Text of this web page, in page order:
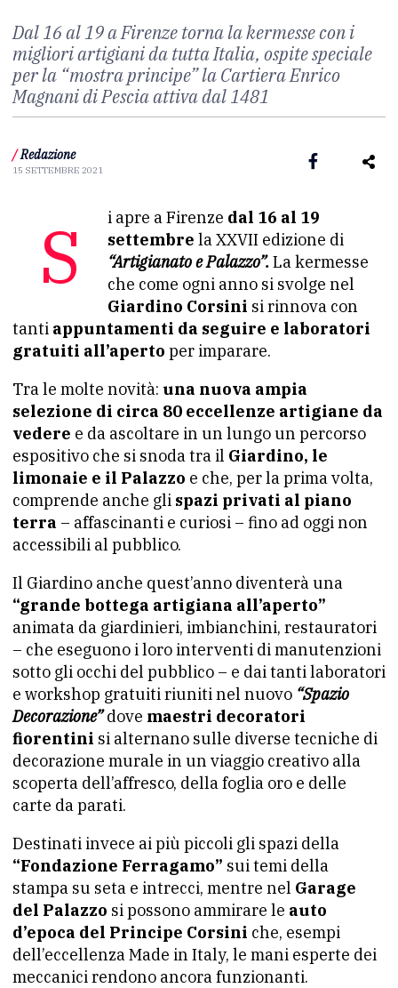
Dal 16 al 19 a Firenze torna la kermesse con i
migliori artigiani da tutta Italia, ospite speciale
per la “mostra principe” la Cartiera Enrico
Magnani di Pescia attiva dal 1481
/ Redazione
15 SETTEMBRE 2021
Si apre a Firenze dal 16 al 19
settembre la XXVII edizione di
“Artigianato e Palazzo”.La kermesse
che come ogni anno si svolge nel
Giardino Corsini si rinnova con
tanti appuntamenti da seguire e laboratori
gratuiti all’aperto per imparare.
Tra le molte novità: una nuova ampia
selezione di circa 80 eccellenze artigiane da
vedere e da ascoltare in un lungo un percorso
espositivo che si snoda tra il Giardino, le
limonaie e il Palazzo e che, per la prima volta,
comprende anche gli spazi privati al piano
terra – affascinanti e curiosi – fino ad oggi non
accessibili al pubblico.
Il Giardino anche quest’anno diventerà una
“grande bottega artigiana all’aperto”
animata da giardinieri, imbianchini, restauratori
– che eseguono i loro interventi di manutenzioni
sotto gli occhi del pubblico – e dai tanti laboratori
e workshop gratuiti riuniti nel nuovo “Spazio
Decorazione” dove maestri decoratori
fiorentini si alternano sulle diverse tecniche di
decorazione murale in un viaggio creativo alla
scoperta dell’affresco, della foglia oro e delle
carte da parati.
Destinati invece ai più piccoli gli spazi della
“Fondazione Ferragamo” sui temi della
stampa su seta e intrecci, mentre nel Garage
del Palazzo si possono ammirare le auto
d’epoca del Principe Corsini che, esempi
dell’eccellenza Made in Italy, le mani esperte dei
meccanici rendono ancora funzionanti.